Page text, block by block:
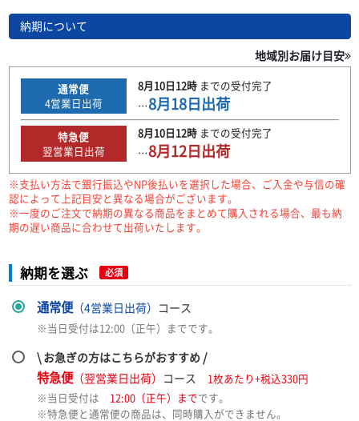
納期について
地域別お届け目安
通常便
4営業日出荷
8月10日12時までの受付完了
…8月18日出荷
特急便
翌営業日出荷
8月10日12時までの受付完了
…8月12日出荷
※支払い方法で銀行振込やNP後払いを選択した場合、ご入金や与信の確
認によって上記目安と異なる場合がございます。
※一度のご注文で納期の異なる商品をまとめて購入される場合、最も納
期の遅い商品に合わせて出荷いたします。
納期を選ぶ 必須
通常便（4営業日出荷） コース
※当日受付は12:00（正午）までです。
\ お急ぎの方はこちらがおすすめ /
特急便（翌営業日出荷） コース
1枚あたり+税込330円
※当日受付は 12:00（正午）までです。
※特急便と通常便の商品は、同時購入ができません。